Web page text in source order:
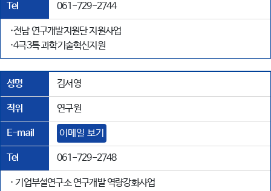
Tel 061-729-2744
·전남 연구개발지원단 지원사업
·4극3특 과학기술혁신지원
성명 김서영
직위 연구원
E-mail 이메일 보기
Tel 061-729-2748
· 기업부설연구소 연구개발 역량강화사업